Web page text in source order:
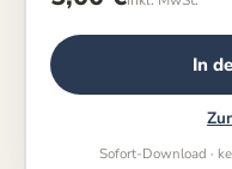
In
Sofort-Download ·